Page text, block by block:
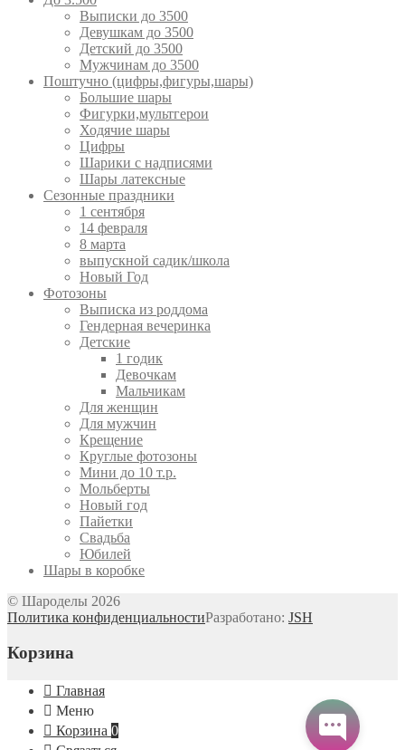
Выписки до 3500
Девушкам до 3500
Детский до 3500
Мужчинам до 3500
Поштучно (цифры,фигуры,шары)
Большие шары
Фигурки,мультгерои
Ходячие шары
Цифры
Шарики с надписями
Шары латексные
Сезонные праздники
1 сентября
14 февраля
8 марта
выпускной садик/школа
Новый Год
Фотозоны
Выписка из роддома
Гендерная вечеринка
Детские
1 годик
Девочкам
Мальчикам
Для женщин
Для мужчин
Крещение
Круглые фотозоны
Мини до 10 т.р.
Мольберты
Новый год
Пайетки
Свадьба
Юбилей
Шары в коробке
© Шароделы 2026
Политика конфиденциальностиРазработано: JSH
Корзина
Главная
Меню
Корзина 0